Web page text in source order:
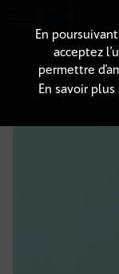
En
acceptez
permettre
En savoir